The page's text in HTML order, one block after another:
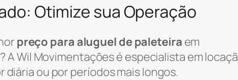
Otimize sua Operação
preço para aluguel de paleteira em
? A Wil Movimentações é especialista em
ou por períodos mais longos.